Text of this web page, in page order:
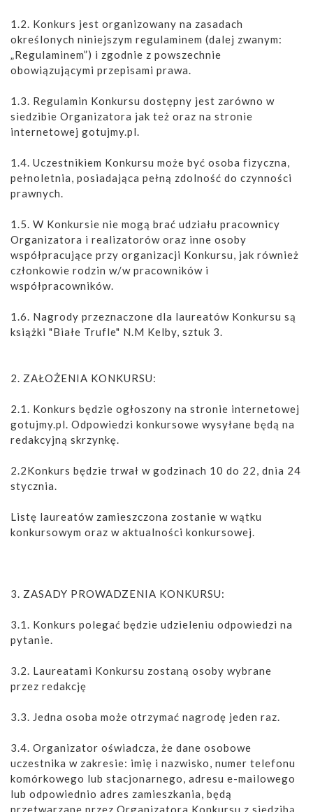
1.2. Konkurs jest organizowany na zasadach
określonych niniejszym regulaminem (dalej zwanym:
„Regulaminem”) i zgodnie z powszechnie
obowiązującymi przepisami prawa.
1.3. Regulamin Konkursu dostępny jest zarówno w
siedzibie Organizatora jak też oraz na stronie
internetowej gotujmy.pl.
1.4. Uczestnikiem Konkursu może być osoba fizyczna,
pełnoletnia, posiadająca pełną zdolność do czynności
prawnych.
1.5. W Konkursie nie mogą brać udziału pracownicy
Organizatora i realizatorów oraz inne osoby
współpracujące przy organizacji Konkursu, jak również
członkowie rodzin w/w pracowników i
współpracowników.
1.6. Nagrody przeznaczone dla laureatów Konkursu są
książki "Białe Trufle" N.M Kelby, sztuk 3.
2. ZAŁOŻENIA KONKURSU:
2.1. Konkurs będzie ogłoszony na stronie internetowej
gotujmy.pl. Odpowiedzi konkursowe wysyłane będą na
redakcyjną skrzynkę.
2.2Konkurs będzie trwał w godzinach 10 do 22, dnia 24
stycznia.
Listę laureatów zamieszczona zostanie w wątku
konkursowym oraz w aktualności konkursowej.
3. ZASADY PROWADZENIA KONKURSU:
3.1. Konkurs polegać będzie udzieleniu odpowiedzi na
pytanie.
3.2. Laureatami Konkursu zostaną osoby wybrane
przez redakcję
3.3. Jedna osoba może otrzymać nagrodę jeden raz.
3.4. Organizator oświadcza, że dane osobowe
uczestnika w zakresie: imię i nazwisko, numer telefonu
komórkowego lub stacjonarnego, adresu e-mailowego
lub odpowiednio adres zamieszkania, będą
przetwarzane przez Organizatora Konkursu z siedzibą